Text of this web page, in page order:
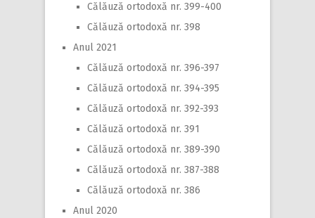
Călăuză ortodoxă nr. 399-400
Călăuză ortodoxă nr. 398
Anul 2021
Călăuză ortodoxă nr. 396-397
Călăuză ortodoxă nr. 394-395
Călăuză ortodoxă nr. 392-393
Călăuză ortodoxă nr. 391
Călăuză ortodoxă nr. 389-390
Călăuză ortodoxă nr. 387-388
Călăuză ortodoxă nr. 386
Anul 2020